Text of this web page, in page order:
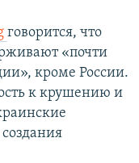
говорится, что
«почти
кроме России.
к крушению и